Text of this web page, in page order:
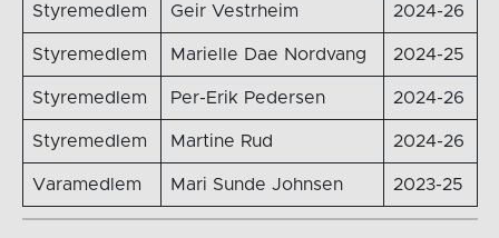
Styremedlem Geir Vestrheim 2024-26
Styremedlem Marielle Dae Nordvang 2024-25
Styremedlem Per-Erik Pedersen 2024-26
Styremedlem Martine Rud 2024-26
Varamedlem Mari Sunde Johnsen 2023-25